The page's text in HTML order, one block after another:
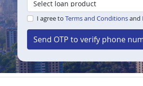
I agree to Terms and Conditionsand
Send OTP to verify phone